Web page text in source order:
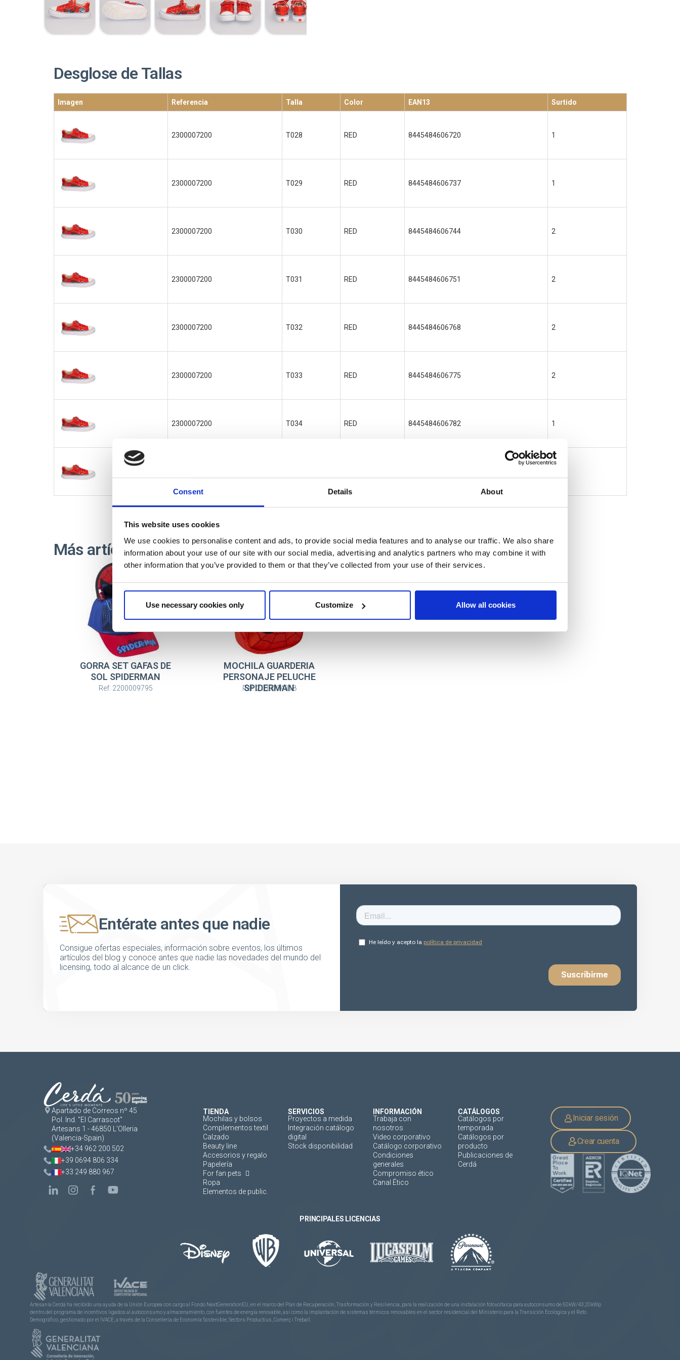
Consent Details About
This website uses cookies
We use cookies to personalise content and ads, to provide social media features and to analyse our traffic. We also share
information about your use of our site with our social media, advertising and analytics partners who may combine it with
other information that you’ve provided to them or that they’ve collected from your use of their services.
Use necessary cookies only Customize Allow all cookies
Desglose de Tallas
Imagen Referencia Talla Color EAN13 Surtido
2300007200 T028 RED 8445484606720 1
2300007200 T029 RED 8445484606737 1
2300007200 T030 RED 8445484606744 2
2300007200 T031 RED 8445484606751 2
2300007200 T032 RED 8445484606768 2
2300007200 T033 RED 8445484606775 2
2300007200 T034 RED 8445484606782 1
Más artículos SPIDERMAN
GORRA SET GAFAS DE
SOL SPIDERMAN
Ref: 2200009795
MOCHILA GUARDERIA
PERSONAJE PELUCHE
SPIDERMAN
Ref: 2100004318
Entérate antes que nadie
Consigue ofertas especiales, información sobre eventos, los últimos
artículos del blog y conoce antes que nadie las novedades del mundo del
licensing, todo al alcance de un click.
Apartado de Correos nº 45
Pol. Ind. "El Carrascot"
Artesans 1 - 46850 L'Olleria
(Valencia-Spain)
+34 962 200 502
+39 0694 806 334
+33 249 880 967
TIENDA
Mochilas y bolsos
Complementos textil
Calzado
Beauty line
Accesorios y regalo
Papelería
For fan pets
Ropa
Elementos de public.
SERVICIOS
Proyectos a medida
Integración catálogo
digital
Stock disponibilidad
INFORMACIÓN
Trabaja con
nosotros
Video corporativo
Catálogo corporativo
Condiciones
generales
Compromiso ético
Canal Ético
CATÁLOGOS
Catálogos por
temporada
Catálogos por
producto
Publicaciones de
Cerdá
Iniciar sesión
Crear cuenta
PRINCIPALES LICENCIAS
Artesanía Cerdá ha recibido una ayuda de la Unión Europea con cargo al Fondo NextGenerationEU, en el marco del Plan de Recuperación, Trasformación y Resiliencia, para la realización de una instalación fotovoltaica para autoconsumo de 50kW/43,20kWp
dentro del programa de incentivos ligados al autoconsumo y almacenamiento, con fuentes de energía renovable, así como la implantación de sistemas térmicos renovables en el sector residencial del Ministerio para la Transición Ecológica y el Reto
Demográfico, gestionado por el IVACE, a través de la Consellería de Economía Sostenible, Sectors Productius, Comerç i Treball.